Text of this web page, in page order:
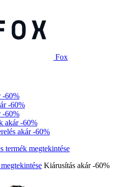
Fox
-60%
-60%
-60%
akár -60%
akár -60%
Kiárusítás akár -60%